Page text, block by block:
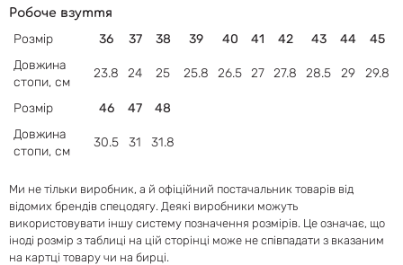
Робоче взуття
Розмір 36 37 38 39 40 41 42 43 44
45
Довжина
стопи, см
23.8 24 25 25.8 26.5 27 27.8 28.5 29 29.8
Розмір 46 47
48
Довжина
стопи, см
30.5 31 31.8
Ми не тільки виробник, а й офіційний постачальник товарів від
відомих брендів спецодягу. Деякі виробники можуть
використовувати іншу систему позначення розмірів. Це означає, що
іноді розмір з таблиці на цій сторінці може не співпадати з вказаним
на картці товару чи на бирці.